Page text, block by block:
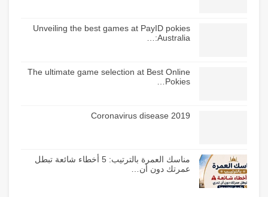
Unveiling the best games at PayID pokies
Australia:…
The ultimate game selection at Best Online
Pokies…
Coronavirus disease 2019
مناسك العمرة بالترتيب: 5 أخطاء شائعة تبطل
عمرتك دون أن…